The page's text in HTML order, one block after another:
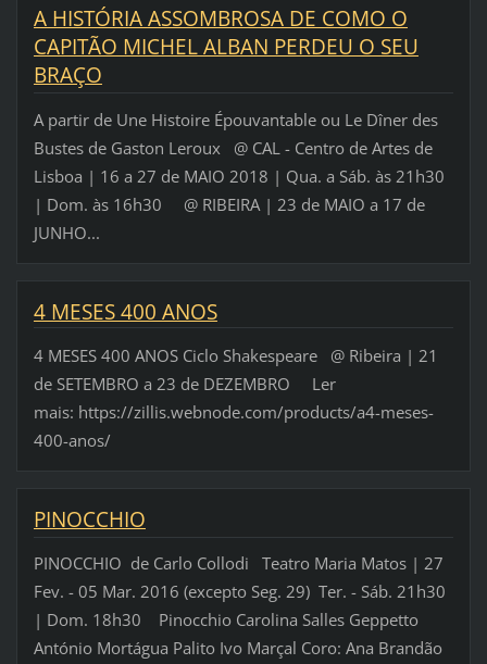
A HISTÓRIA ASSOMBROSA DE COMO O
CAPITÃO MICHEL ALBAN PERDEU O SEU
BRAÇO
A partir de Une Histoire Épouvantable ou Le Dîner des
Bustes de Gaston Leroux @ CAL - Centro de Artes de
Lisboa | 16 a 27 de MAIO 2018 | Qua. a Sáb. às 21h30
| Dom. às 16h30 @ RIBEIRA | 23 de MAIO a 17 de
JUNHO...
4 MESES 400 ANOS
4 MESES 400 ANOS Ciclo Shakespeare @ Ribeira | 21
de SETEMBRO a 23 de DEZEMBRO Ler
mais: https://zillis.webnode.com/products/a4-meses-
400-anos/
PINOCCHIO
PINOCCHIO de Carlo Collodi Teatro Maria Matos | 27
Fev. - 05 Mar. 2016 (excepto Seg. 29) Ter. - Sáb. 21h30
| Dom. 18h30 Pinocchio Carolina Salles Geppetto
António Mortágua Palito Ivo Marçal Coro: Ana Brandão